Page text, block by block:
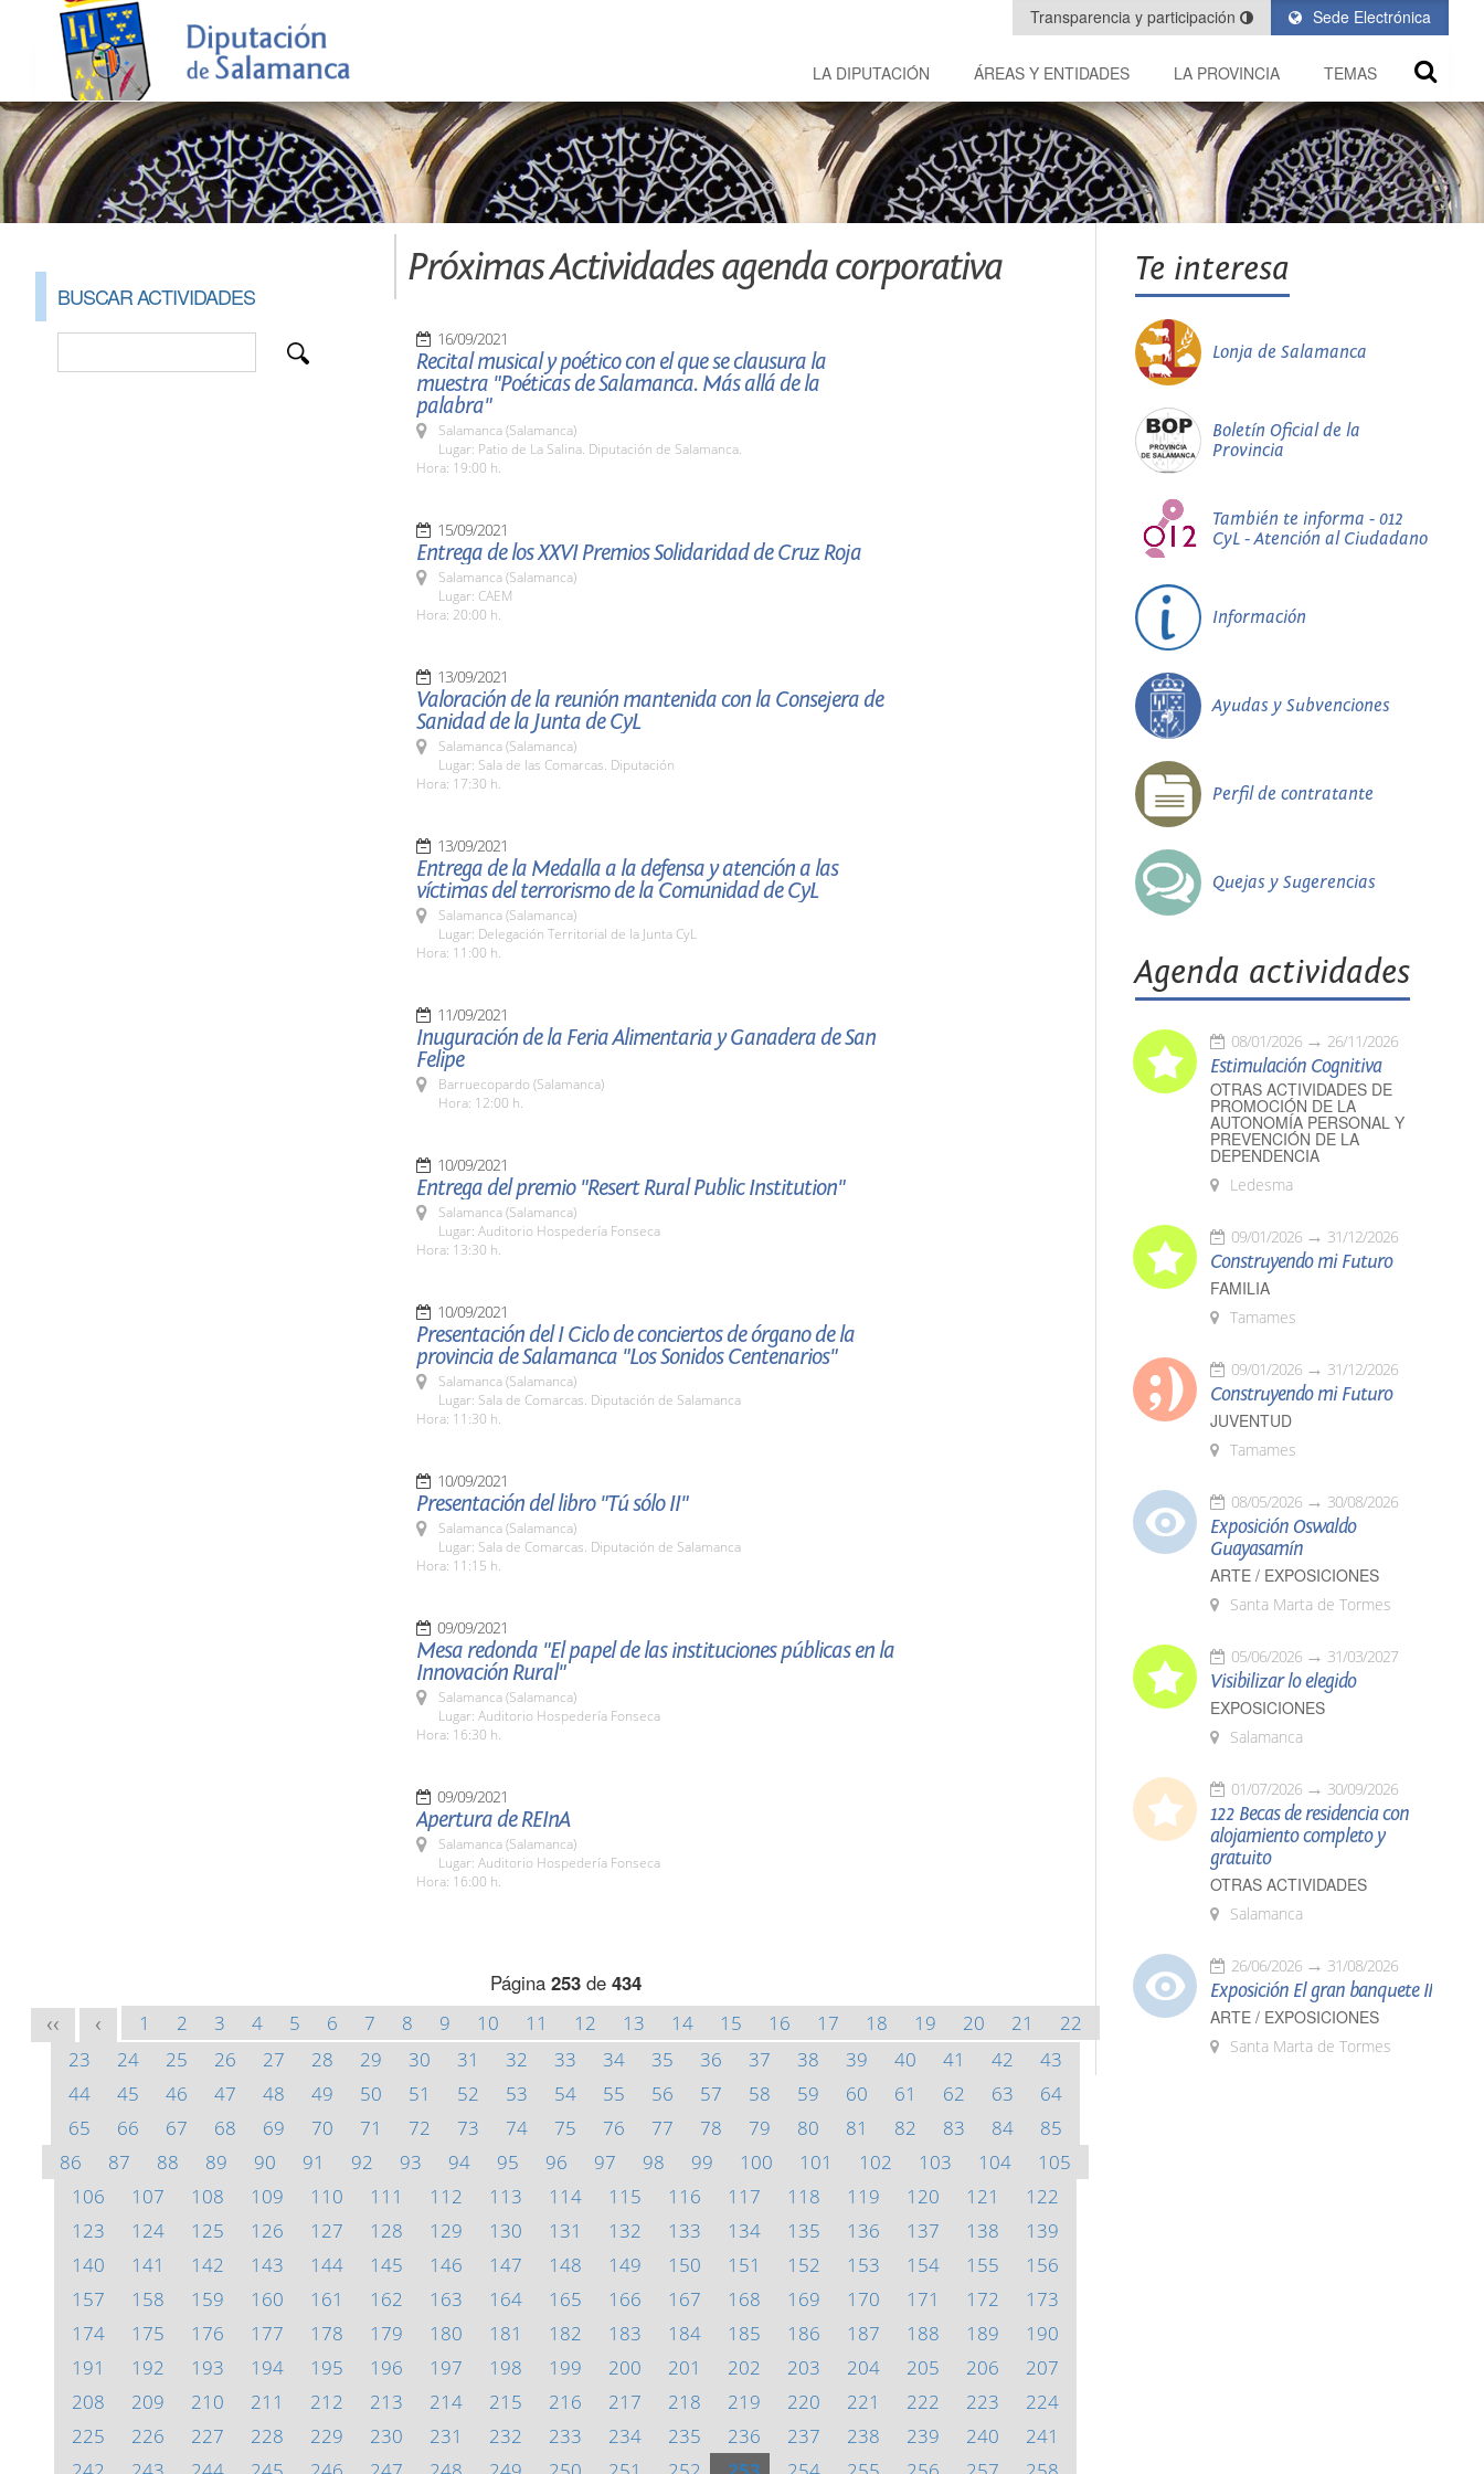
Sede Electrónica
Transparencia y participación
LA DIPUTACIÓN ÁREAS Y ENTIDADES LA PROVINCIA TEMAS
BUSCAR ACTIVIDADES
Próximas Actividades agenda corporativa
16/09/2021
Recital musical y poético con el que se clausura la
muestra "Poéticas de Salamanca. Más allá de la
palabra"
Salamanca (Salamanca)
Lugar: Patio de La Salina. Diputación de Salamanca.
Hora: 19:00 h.
15/09/2021
Entrega de los XXVI Premios Solidaridad de Cruz Roja
Salamanca (Salamanca)
Lugar: CAEM
Hora: 20:00 h.
13/09/2021
Valoración de la reunión mantenida con la Consejera de
Sanidad de la Junta de CyL
Salamanca (Salamanca)
Lugar: Sala de las Comarcas. Diputación
Hora: 17:30 h.
13/09/2021
Entrega de la Medalla a la defensa y atención a las
víctimas del terrorismo de la Comunidad de CyL
Salamanca (Salamanca)
Lugar: Delegación Territorial de la Junta CyL
Hora: 11:00 h.
11/09/2021
Inuguración de la Feria Alimentaria y Ganadera de San
Felipe
Barruecopardo (Salamanca)
Hora: 12:00 h.
10/09/2021
Entrega del premio "Resert Rural Public Institution"
Salamanca (Salamanca)
Lugar: Auditorio Hospedería Fonseca
Hora: 13:30 h.
10/09/2021
Presentación del I Ciclo de conciertos de órgano de la
provincia de Salamanca "Los Sonidos Centenarios"
Salamanca (Salamanca)
Lugar: Sala de Comarcas. Diputación de Salamanca
Hora: 11:30 h.
10/09/2021
Presentación del libro "Tú sólo II"
Salamanca (Salamanca)
Lugar: Sala de Comarcas. Diputación de Salamanca
Hora: 11:15 h.
09/09/2021
Mesa redonda "El papel de las instituciones públicas en la
Innovación Rural"
Salamanca (Salamanca)
Lugar: Auditorio Hospedería Fonseca
Hora: 16:30 h.
09/09/2021
Apertura de REInA
Salamanca (Salamanca)
Lugar: Auditorio Hospedería Fonseca
Hora: 16:00 h.
Página 253de 434
<< < 1 2 3 4 5 6 7 8 9 10 11 12 13 14 15 16 17 18 19 20 21
22
23
24 25 26 27 28 29 30 31 32 33 34 35 36 37 38 39 40 41 42
43
44
45 46 47 48 49 50 51 52 53 54 55 56 57 58 59 60 61 62 63
64
65
66 67 68 69 70 71 72 73 74 75 76 77 78 79 80 81 82 83 84
85
86
87 88 89 90 91 92 93 94 95 96 97 98 99 100 101 102 103 104
105
106
107 108 109 110 111 112 113 114 115 116 117 118 119 120 121
122
123
124 125 126 127 128 129 130 131 132 133 134 135 136 137 138
139
140
141 142 143 144 145 146 147 148 149 150 151 152 153 154 155
156
157
158 159 160 161 162 163 164 165 166 167 168 169 170 171 172
173
174
175 176 177 178 179 180 181 182 183 184 185 186 187 188 189
190
191
192 193 194 195 196 197 198 199 200 201 202 203 204 205 206
207
208
209 210 211 212 213 214 215 216 217 218 219 220 221 222 223
224
225
226 227 228 229 230 231 232 233 234 235 236 237 238 239 240
241
Te interesa
Lonja de Salamanca
Boletín Oficial de la
Provincia
También te informa - 012
CyL - Atención al Ciudadano
Información
Ayudas y Subvenciones
Perfil de contratante
Quejas y Sugerencias
Agenda actividades
08/01/2026 26/11/2026
Estimulación Cognitiva
OTRAS ACTIVIDADES DE
PROMOCIÓN DE LA
AUTONOMÍA PERSONAL Y
PREVENCIÓN DE LA
DEPENDENCIA
Ledesma
09/01/2026 31/12/2026
Construyendo mi Futuro
FAMILIA
Tamames
09/01/2026 31/12/2026
Construyendo mi Futuro
JUVENTUD
Tamames
08/05/2026 30/08/2026
Exposición Oswaldo
Guayasamín
ARTE / EXPOSICIONES
Santa Marta de Tormes
05/06/2026 31/03/2027
Visibilizar lo elegido
EXPOSICIONES
Salamanca
01/07/2026 30/09/2026
122 Becas de residencia con
alojamiento completo y
gratuito
OTRAS ACTIVIDADES
Salamanca
26/06/2026 31/08/2026
Exposición El gran banquete II
ARTE / EXPOSICIONES
Santa Marta de Tormes